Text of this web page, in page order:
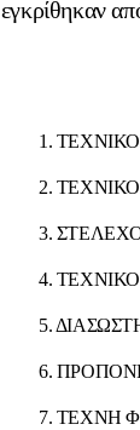
εγκρίθηκαν
1.
2.
3.
4.
5.
6.
7. ΤΕΧΝΗ